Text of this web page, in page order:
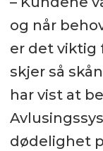
og når
er det viktig
skjer så
har vist at
dødelighet